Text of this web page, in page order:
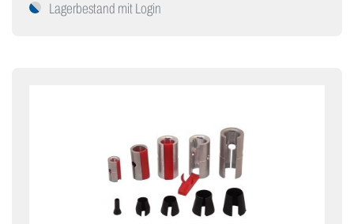
Lagerbestand mit Login